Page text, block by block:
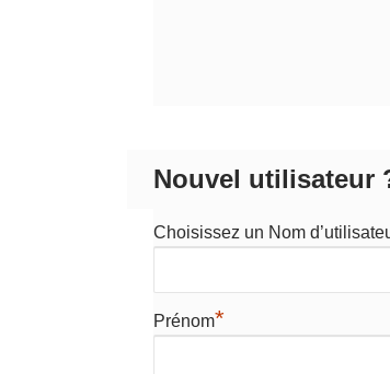
Nouvel utilisateur
Choisissez un Nom
Prénom*